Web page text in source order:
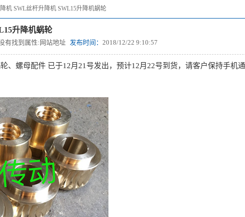
机 SWL丝杆升降机 SWL15升降机蜗轮
升降机蜗轮
有找到属性:网站地址 发布时间： 2018/12/22 9:10:57
、螺母配件 已于12月21号发出，预计12月22号到货，请客户保持手机